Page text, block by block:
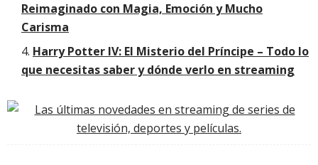
Reimaginado con Magia, Emoción y Mucho
Carisma
Harry Potter IV: El Misterio del Príncipe – Todo lo
que necesitas saber y dónde verlo en streaming